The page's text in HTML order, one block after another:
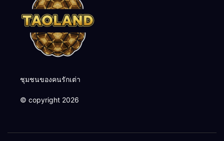
ชุมชนของคนรักเต่า
© copyright 2026